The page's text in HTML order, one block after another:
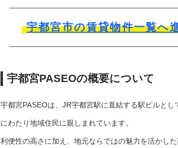
宇都宮市の賃貸物件一覧へ
宇都宮PASEOの概要について
宇都宮PASEOは、JR宇都宮駅に直結する駅ビルとし
にわたり地域住民に親しまれています。
利便性の高さに加え、地元ならではの魅力を活かした